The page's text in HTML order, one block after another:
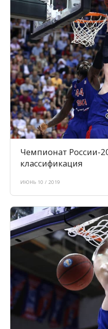
Чемпионат России-
классификация
ИЮНЬ 10 / 2019